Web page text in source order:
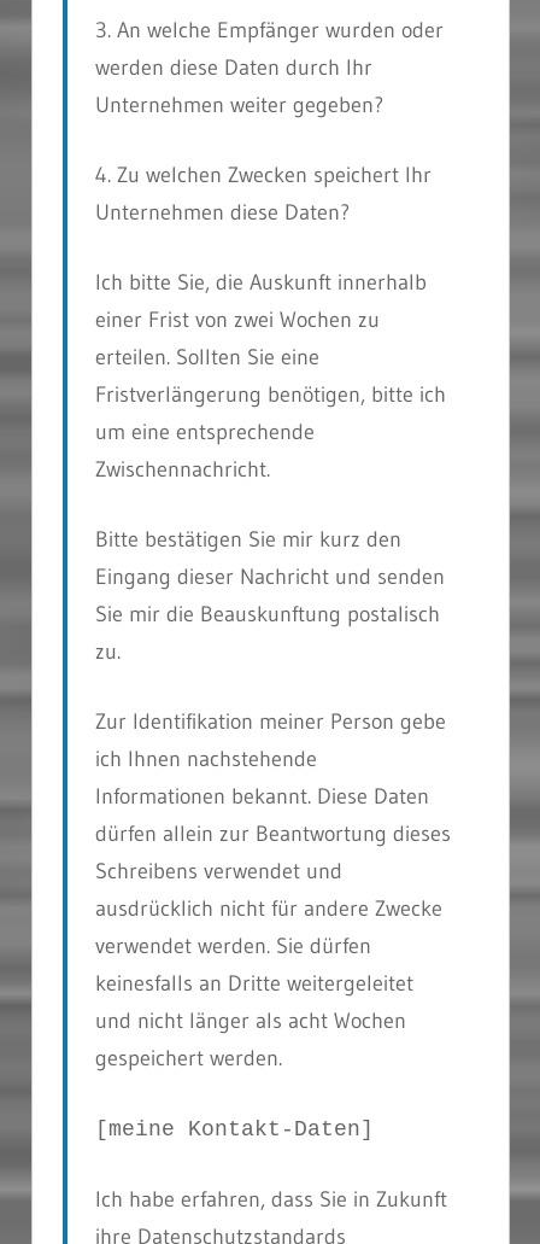
3. An welche Empfänger wurden oder
werden diese Daten durch Ihr
Unternehmen weiter gegeben?
4. Zu welchen Zwecken speichert Ihr
Unternehmen diese Daten?
Ich bitte Sie, die Auskunft innerhalb
einer Frist von zwei Wochen zu
erteilen. Sollten Sie eine
Fristverlängerung benötigen, bitte ich
um eine entsprechende
Zwischennachricht.
Bitte bestätigen Sie mir kurz den
Eingang dieser Nachricht und senden
Sie mir die Beauskunftung postalisch
zu.
Zur Identifikation meiner Person gebe
ich Ihnen nachstehende
Informationen bekannt. Diese Daten
dürfen allein zur Beantwortung dieses
Schreibens verwendet und
ausdrücklich nicht für andere Zwecke
verwendet werden. Sie dürfen
keinesfalls an Dritte weitergeleitet
und nicht länger als acht Wochen
gespeichert werden.
[meine Kontakt-Daten]
Ich habe erfahren, dass Sie in Zukunft
ihre Datenschutzstandards